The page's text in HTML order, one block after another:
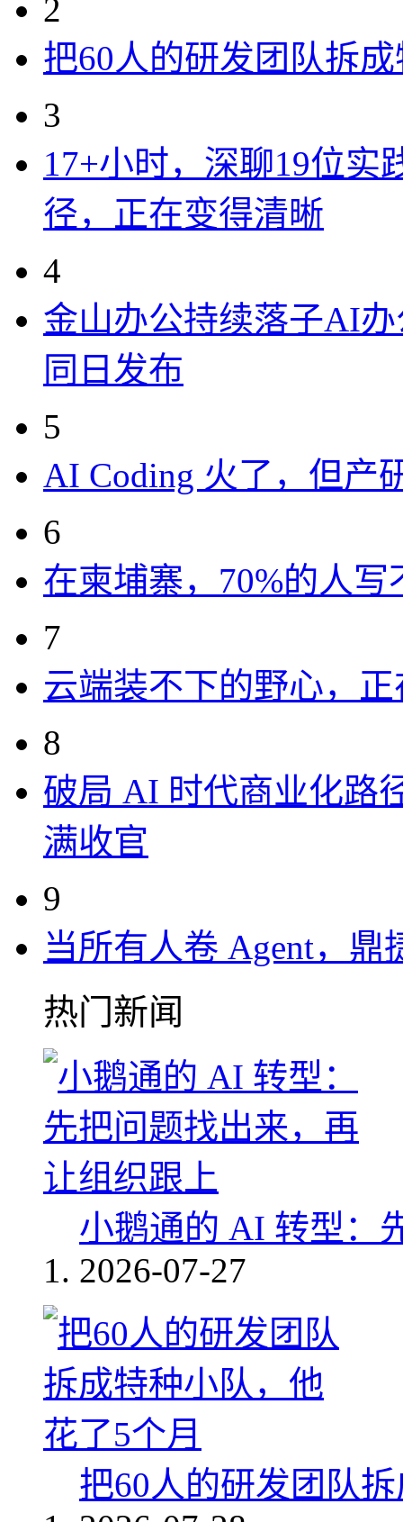
2
把60人的研发团队拆
3
17+小时，深聊19位实
径，正在变得清晰
4
金山办公持续落子AI办
同日发布
5
AI Coding 火了，但产
6
在柬埔寨，70%的人写
7
云端装不下的野心，
8
破局 AI 时代商业化路
满收官
9
当所有人卷 Agent，
热门新闻
小鹅通的 AI 转型：
2026-07-27
把60人的研发团队